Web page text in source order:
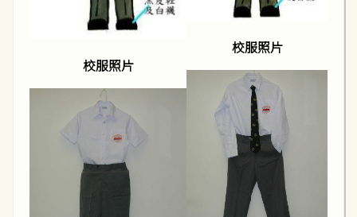
校服照片
校服照片